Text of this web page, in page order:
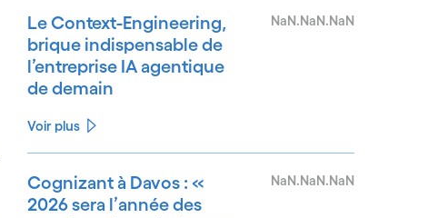
Le Context-Engineering,
brique indispensable de
l’entreprise IA agentique
de demain
NaN.NaN.NaN
Voir plus
Cognizant à Davos : «
2026 sera l’année des
NaN.NaN.NaN